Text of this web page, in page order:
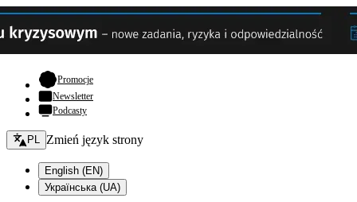
Promocje- otwiera się w nowej karcie
Newsletter
Podcasty
Zmień język - bieżący:
PL Zmień język strony
English (EN)
Українська (UA)